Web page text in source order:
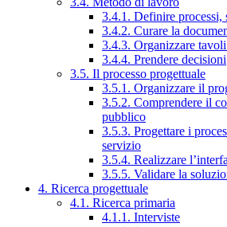
3.4.1. Definire processi,
3.4.2. Curare la
3.4.3. Organizzare
3.4.4. Prendere decisioni
3.5. Il processo progettuale
3.5.1. Organizzare il
3.5.2. Comprendere il
pubblico
3.5.3. Progettare i
servizio
3.5.4. Realizzare
3.5.5. Validare la
4. Ricerca progettuale
4.1. Ricerca primaria
4.1.1. Interviste